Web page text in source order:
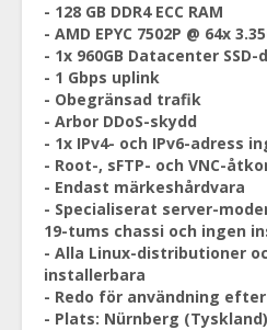
- 128 GB DDR4 ECC RAM
- AMD EPYC 7502P @ 64x
- 1x 960GB Datacenter SSD-
- 1 Gbps uplink
- Obegränsad trafik
- Arbor DDoS-skydd
- 1x IPv4- och IPv6-adress
- Root-, sFTP- och VNC-
- Endast märkeshårdvara
- Specialiserat server-
19-tums chassi och ingen
- Alla Linux-distributioner
installerbara
- Redo för användning
- Plats: Nürnberg (Tyskland)